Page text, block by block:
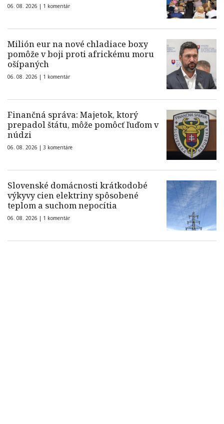
06. 08. 2026 | 1 komentár
Milión eur na nové chladiace boxy
pomôže v boji proti africkému moru
ošípaných
06. 08. 2026 | 1 komentár
Finančná správa: Majetok, ktorý
prepadol štátu, môže pomôcť ľuďom v
núdzi
06. 08. 2026 | 3 komentáre
Slovenské domácnosti krátkodobé
výkyvy cien elektriny spôsobené
teplom a suchom nepocítia
06. 08. 2026 | 1 komentár